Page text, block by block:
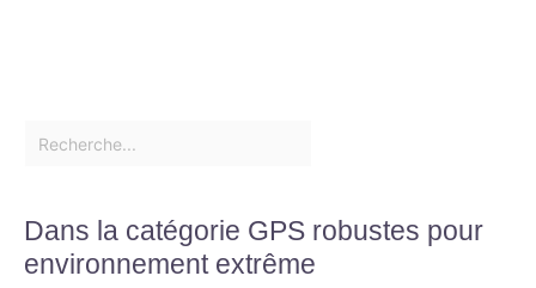
Dans la catégorie GPS robustes pour
environnement extrême